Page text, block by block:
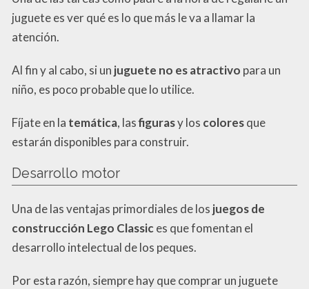
juguete es ver qué es lo que más le va a llamar la
atención.
Al fin y al cabo, si un juguete no es atractivo para un
niño, es poco probable que lo utilice.
Fíjate en la temática, lasfigurasy los coloresque
estarán disponibles para construir.
Desarrollo motor
Una de las ventajas primordiales de los juegos de
construcción Lego Classices que fomentan el
desarrollo intelectual de los peques.
Por esta razón, siempre hay que comprar un juguete